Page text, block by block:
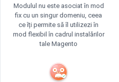
Modulul nu este asociat în mod
fix cu un singur domeniu, ceea
ce îți permite să îl utilizezi în
mod flexibil în cadrul instalărilor
tale Magento